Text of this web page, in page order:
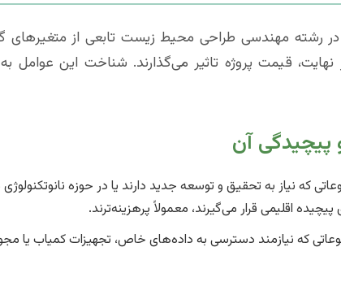
در رشته مهندسی طراحی محیط زیست تابعی از
نهایت، قیمت پروژه تاثیر می‌گذارند. شناخت این
پیچیدگی آن
که نیاز به تحقیق و توسعه جدید دارند یا در حوزه
اقلیمی قرار می‌گیرند، معمولاً پرهزینه‌ترند.
که نیازمند دسترسی به داده‌های خاص، تجهیزات کمیاب یا